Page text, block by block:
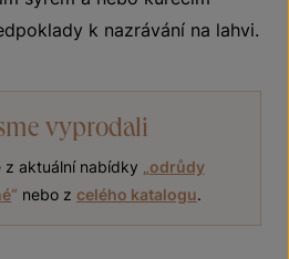
k nazrávání na lahvi.
vyprodali
z aktuální nabídky
odrůdy
“ nebo z celého katalogu.